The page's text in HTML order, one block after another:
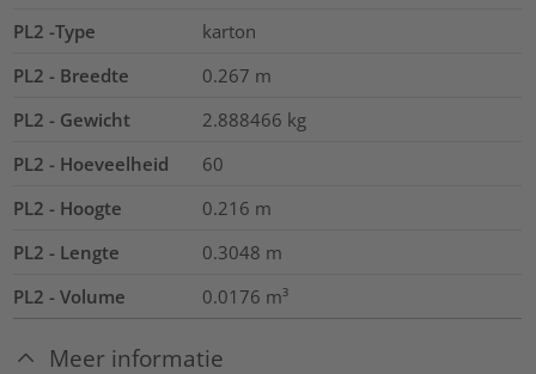
PL2 -Type
karton
PL2 - Breedte
0.267 m
PL2 - Gewicht
2.888466 kg
PL2 - Hoeveelheid
60
PL2 - Hoogte
0.216 m
PL2 - Lengte
0.3048 m
PL2 - Volume
0.0176 m³
Meer informatie